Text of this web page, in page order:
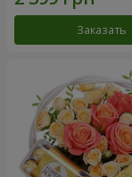
Заказать